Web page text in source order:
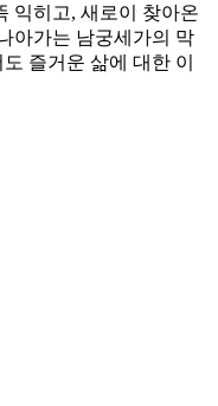
익히고, 새로이 찾아온
아가는 남궁세가의 막
즐거운 삶에 대한 이